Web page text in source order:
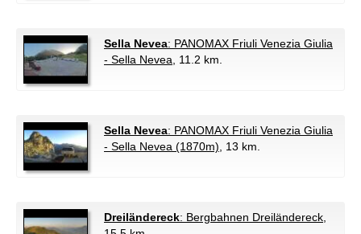
Sella Nevea: PANOMAX Friuli Venezia Giulia
- Sella Nevea , 11.2 km.
Sella Nevea: PANOMAX Friuli Venezia Giulia
- Sella Nevea (1870m) , 13 km.
Dreiländereck: Bergbahnen Dreiländereck